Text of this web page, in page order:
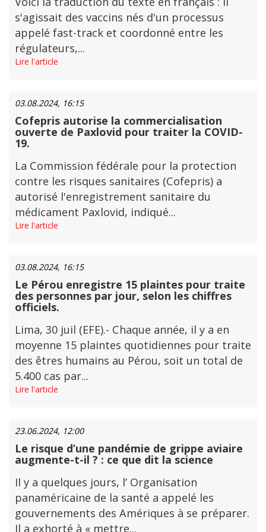
s'agissait des vaccins nés d'un processus
appelé fast-track et coordonné entre les
régulateurs,...
Lire l'article
03.08.2024, 16:15
Cofepris autorise la commercialisation
ouverte de Paxlovid pour traiter la COVID-
19.
La Commission fédérale pour la protection
contre les risques sanitaires (Cofepris) a
autorisé l'enregistrement sanitaire du
médicament Paxlovid, indiqué...
Lire l'article
03.08.2024, 16:15
Le Pérou enregistre 15 plaintes pour traite
des personnes par jour, selon les chiffres
officiels.
Lima, 30 juil (EFE).- Chaque année, il y a en
moyenne 15 plaintes quotidiennes pour traite
des êtres humains au Pérou, soit un total de
5.400 cas par...
Lire l'article
23.06.2024, 12:00
Le risque d’une pandémie de grippe aviaire
augmente-t-il ? : ce que dit la science
Il y a quelques jours, l’ Organisation
panaméricaine de la santé a appelé les
gouvernements des Amériques à se préparer.
Il a exhorté à « mettre...